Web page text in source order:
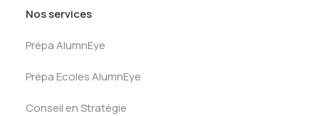
Nos services
Prépa AlumnEye
Prépa Ecoles AlumnEye
Conseil en Stratégie